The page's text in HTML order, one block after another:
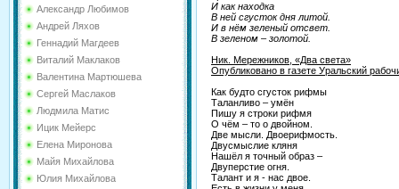
Александр Любимов
Андрей Ляхов
Геннадий Магдеев
Виталий Маклаков
Валентина Мартюшева
Сергей Маслаков
Людмила Матис
Ицик Мейерс
Елена Миронова
Майя Михайлова
Юлия Михайлова
И как находка
В ней сгусток дня литой.
И в нём зеленый отсвет.
В зеленом – золотой.
Ник. Мережников, «Два света»
Опубликовано в газете Уральский
Как будто сгусток рифмы
Таланливо – умён
Пишу я строки рифмя
О чём – то о двойном.
Две мысли. Двоерифмость.
Двусмыслие кляня
Нашёл я точный образ –
Двуперстие огня.
Талант и я - нас двое.